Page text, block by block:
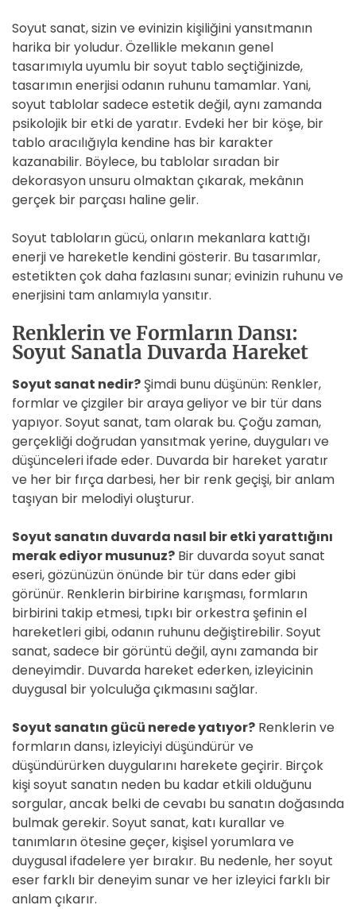
Soyut sanat, sizin ve evinizin kişiliğini yansıtmanın
harika bir yoludur. Özellikle mekanın genel
tasarımıyla uyumlu bir soyut tablo seçtiğinizde,
tasarımın enerjisi odanın ruhunu tamamlar. Yani,
soyut tablolar sadece estetik değil, aynı zamanda
psikolojik bir etki de yaratır. Evdeki her bir köşe, bir
tablo aracılığıyla kendine has bir karakter
kazanabilir. Böylece, bu tablolar sıradan bir
dekorasyon unsuru olmaktan çıkarak, mekânın
gerçek bir parçası haline gelir.
Soyut tabloların gücü, onların mekanlara kattığı
enerji ve hareketle kendini gösterir. Bu tasarımlar,
estetikten çok daha fazlasını sunar; evinizin ruhunu ve
enerjisini tam anlamıyla yansıtır.
Renklerin ve Formların Dansı:
Soyut Sanatla Duvarda Hareket
Soyut sanat nedir? Şimdi bunu düşünün: Renkler,
formlar ve çizgiler bir araya geliyor ve bir tür dans
yapıyor. Soyut sanat, tam olarak bu. Çoğu zaman,
gerçekliği doğrudan yansıtmak yerine, duyguları ve
düşünceleri ifade eder. Duvarda bir hareket yaratır
ve her bir fırça darbesi, her bir renk geçişi, bir anlam
taşıyan bir melodiyi oluşturur.
Soyut sanatın duvarda nasıl bir etki yarattığını
merak ediyor musunuz? Bir duvarda soyut sanat
eseri, gözünüzün önünde bir tür dans eder gibi
görünür. Renklerin birbirine karışması, formların
birbirini takip etmesi, tıpkı bir orkestra şefinin el
hareketleri gibi, odanın ruhunu değiştirebilir. Soyut
sanat, sadece bir görüntü değil, aynı zamanda bir
deneyimdir. Duvarda hareket ederken, izleyicinin
duygusal bir yolculuğa çıkmasını sağlar.
Soyut sanatın gücü nerede yatıyor? Renklerin ve
formların dansı, izleyiciyi düşündürür ve
düşündürürken duygularını harekete geçirir. Birçok
kişi soyut sanatın neden bu kadar etkili olduğunu
sorgular, ancak belki de cevabı bu sanatın doğasında
bulmak gerekir. Soyut sanat, katı kurallar ve
tanımların ötesine geçer, kişisel yorumlara ve
duygusal ifadelere yer bırakır. Bu nedenle, her soyut
eser farklı bir deneyim sunar ve her izleyici farklı bir
anlam çıkarır.